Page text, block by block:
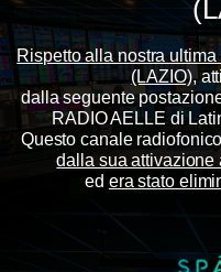
Rispetto alla nostra
(LAZIO),
dalla seguente
RADIO AELLE di
Questo canale
dalla sua attivazione
ed era stato